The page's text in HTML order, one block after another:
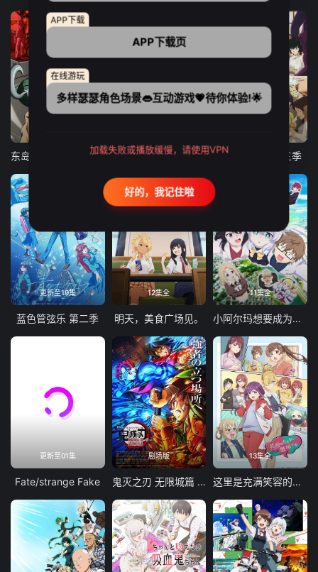
东岛丹三郎想成为假面骑士 古诺希亚 致不灭的你 第三季
更新至19集
蓝色管弦乐 第二季
12集全
明天，美食广场见。
11集全
小阿尔玛想要成为家人
更新至01集
Fate/strange Fake
剧场版
鬼灭之刃 无限城篇 第一章 猗窝座再袭
13集全
这里是充满笑容的职场。
APP下载
APP下载页
在线游玩
多样瑟瑟角色场景👄互动游戏💗待你体验!🌟
加载失败或播放缓慢，请使用VPN
好的，我记住啦